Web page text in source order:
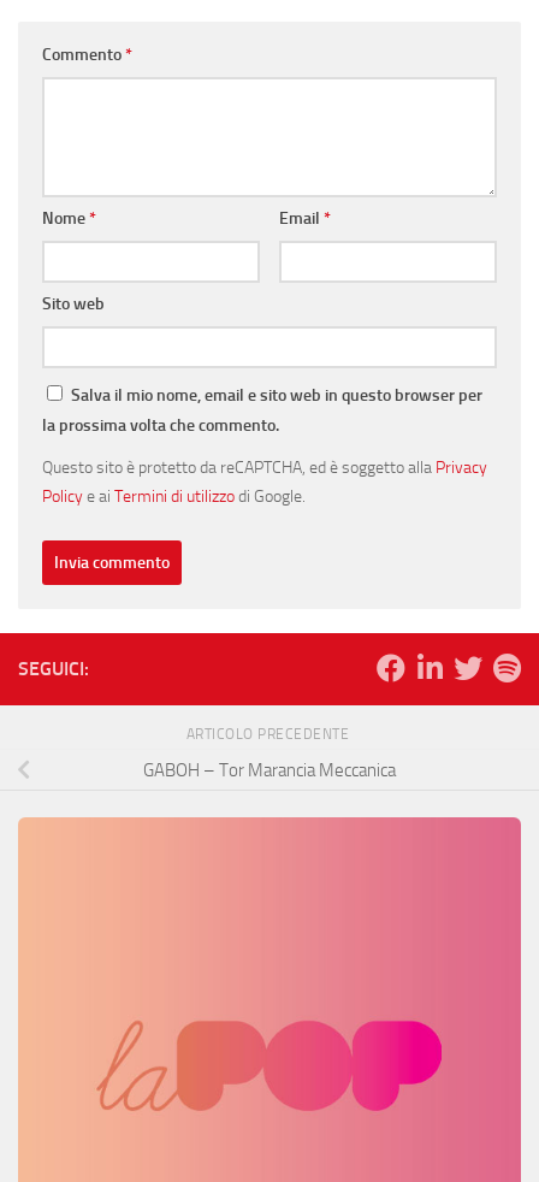
Commento*
Nome* Email *
Sito web
Salva il mio nome, email e sito web in questo browser per
la prossima volta che commento.
Questo sito è protetto da reCAPTCHA, ed è soggetto alla Privacy
Policye ai Termini di utilizzodi Google.
SEGUICI:
ARTICOLO PRECEDENTE
GABOH – Tor Marancia Meccanica